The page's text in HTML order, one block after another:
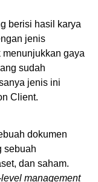
berisi hasil karya
jenis
gaya
sudah
jenis ini
Client.
dokumen
sebuah
dan saham.
management